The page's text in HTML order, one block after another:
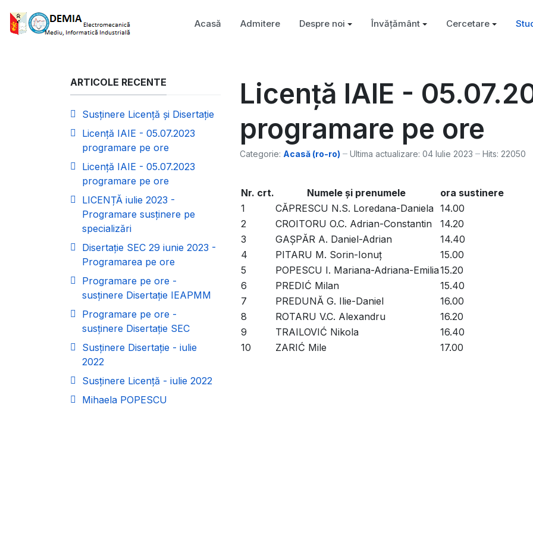
Acasă Admitere Despre noi Învățământ Cercetare
Licență IAIE -
programare pe ore
Categorie: Acasă (ro-ro) Ultima actualizare: 04 Iulie 2023 Hits: 22050
Nr. crt. Numele şi prenumele
ora sustinere
1
CĂPRESCU N.S. Loredana-Daniela 14.00
2
CROITORU O.C. Adrian-Constantin
14.20
3
GAȘPĂR A. Daniel-Adrian
14.40
4
PITARU M. Sorin-Ionuț
15.00
5
POPESCU I. Mariana-Adriana-Emilia15.20
6
PREDIĆ Milan
15.40
7
PREDUNĂ G. Ilie-Daniel
16.00
8
ROTARU V.C. Alexandru
16.20
9
TRAILOVIĆ Nikola
16.40
10
ZARIĆ Mile 17.00
ARTICOLE RECENTE
Susținere Licență și Disertație
Licență IAIE - 05.07.2023
programare pe ore
Licență IAIE - 05.07.2023
programare pe ore
LICENȚĂ iulie 2023 -
Programare susținere pe
specializări
Disertație SEC 29 iunie 2023 -
Programarea pe ore
Programare pe ore -
susținere Disertație IEAPMM
Programare pe ore -
susținere Disertație SEC
Susținere Disertație - iulie
2022
Susținere Licență - iulie 2022
Mihaela POPESCU